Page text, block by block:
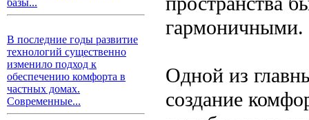
базы...
В последние годы развитие
технологий существенно
изменило подход к
обеспечению комфорта в
частных домах.
Современные...
гармоничными.
Одной из
создание